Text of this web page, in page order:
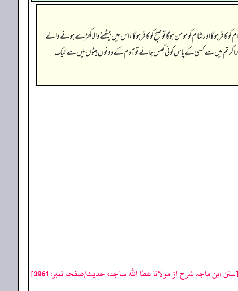
گا اور شام کو مومن ہو گا تو صبح کو کافر ہو گا، اس میں بیٹھنے والا کھڑے ہونے والے
اور اگر تم میں سے کسی کے پاس کوئی گھس جائے تو آدم کے دونوں بیٹوں میں سے نیک
[سنن ابن ماجہ شرح از مولانا عطا الله ساجد، حدیث/صفحہ نمبر: 3961]